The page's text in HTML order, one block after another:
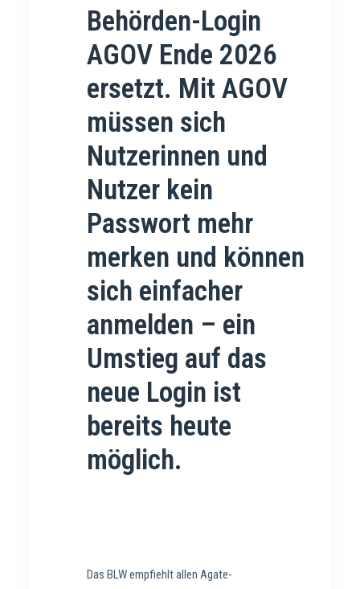
Behörden-Login
AGOV Ende 2026
ersetzt. Mit AGOV
müssen sich
Nutzerinnen und
Nutzer kein
Passwort mehr
merken und können
sich einfacher
anmelden – ein
Umstieg auf das
neue Login ist
bereits heute
möglich.
Das BLW empfiehlt allen Agate-